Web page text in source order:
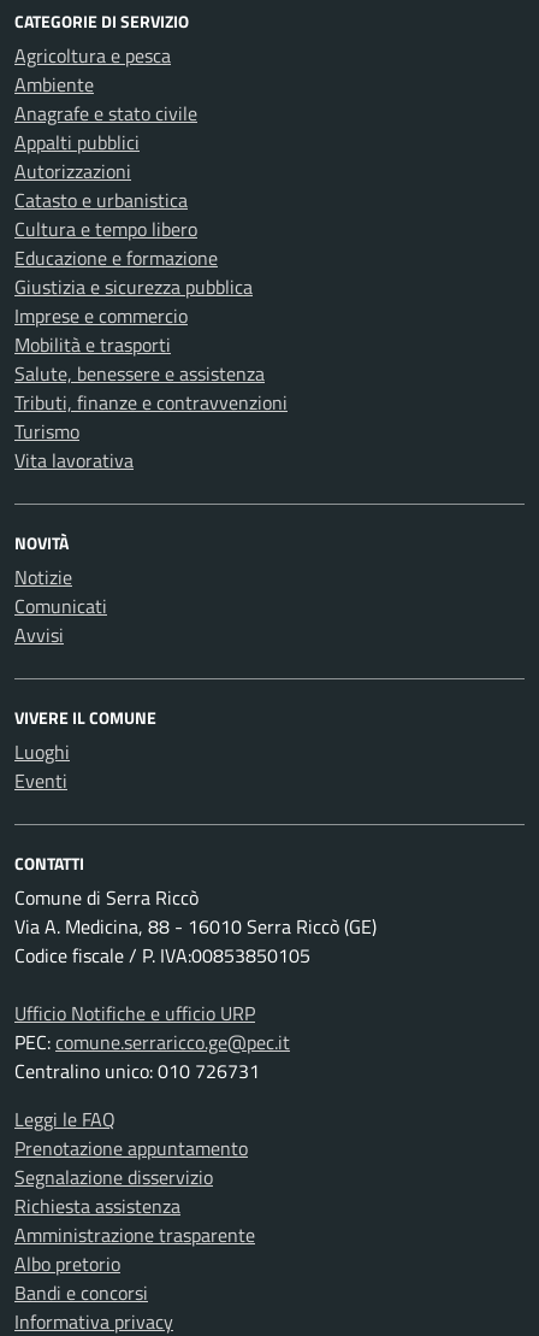
CATEGORIE DI SERVIZIO
Agricoltura e pesca
Ambiente
Anagrafe e stato civile
Appalti pubblici
Autorizzazioni
Catasto e urbanistica
Cultura e tempo libero
Educazione e formazione
Giustizia e sicurezza pubblica
Imprese e commercio
Mobilità e trasporti
Salute, benessere e assistenza
Tributi, finanze e contravvenzioni
Turismo
Vita lavorativa
NOVITÀ
Notizie
Comunicati
Avvisi
VIVERE IL COMUNE
Luoghi
Eventi
CONTATTI
Comune di Serra Riccò
Via A. Medicina, 88 - 16010 Serra Riccò (GE)
Codice fiscale / P. IVA:00853850105
Ufficio Notifiche e ufficio URP
PEC:comune.serraricco.ge@pec.it
Centralino unico: 010 726731
Leggi le FAQ
Prenotazione appuntamento
Segnalazione disservizio
Richiesta assistenza
Amministrazione trasparente
Albo pretorio
Bandi e concorsi
Informativa privacy